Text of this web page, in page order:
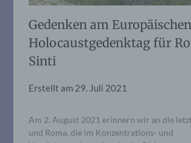
Gedenken am Europäischen
Holocaustgedenktag für
Sinti
Erstellt am 29. Juli 2021
Am 2. August 2021 erinnern wir an die
und Roma, die im Konzentrations- und